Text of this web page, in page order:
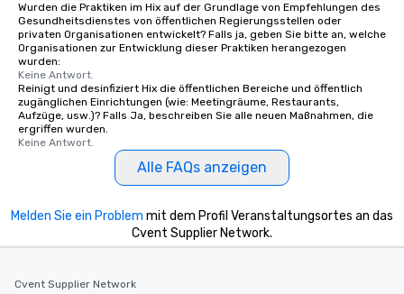
Wurden die Praktiken im Hix auf der Grundlage von Empfehlungen des
Gesundheitsdienstes von öffentlichen Regierungsstellen oder
privaten Organisationen entwickelt? Falls ja, geben Sie bitte an, welche
Organisationen zur Entwicklung dieser Praktiken herangezogen
wurden:
Keine Antwort.
Reinigt und desinfiziert Hix die öffentlichen Bereiche und öffentlich
zugänglichen Einrichtungen (wie: Meetingräume, Restaurants,
Aufzüge, usw.)? Falls Ja, beschreiben Sie alle neuen Maßnahmen, die
ergriffen wurden.
Keine Antwort.
Alle FAQs anzeigen
Melden Sie ein Problem mit dem Profil Veranstaltungsortes an das
Cvent Supplier Network.
Cvent Supplier Network